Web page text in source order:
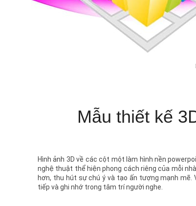
Mẫu thiết kế
Hình ảnh 3D về các cột một làm hình nền
nghệ thuật thể hiện phong cách riêng của mỗi
hơn, thu hút sự chú ý và tạo ấn tượng mạnh mẽ.
tiếp và ghi nhớ trong tâm trí người nghe.